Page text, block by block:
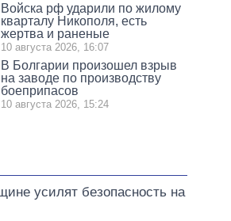
Войска рф ударили по жилому
кварталу Никополя, есть
жертва и раненые
10 августа 2026, 16:07
В Болгарии произошел взрыв
на заводе по производству
боеприпасов
10 августа 2026, 15:24
усилят безопасность на